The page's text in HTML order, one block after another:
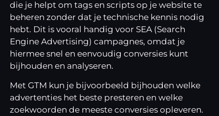
die je helpt om tags en scripts op je website te
beheren zonder dat je technische kennis nodig
hebt. Dit is vooral handig voor SEA (Search
Engine Advertising) campagnes, omdat je
hiermee snel en eenvoudig conversies kunt
bijhouden en analyseren.
Met GTM kun je bijvoorbeeld bijhouden welke
advertenties het beste presteren en welke
zoekwoorden de meeste conversies opleveren.